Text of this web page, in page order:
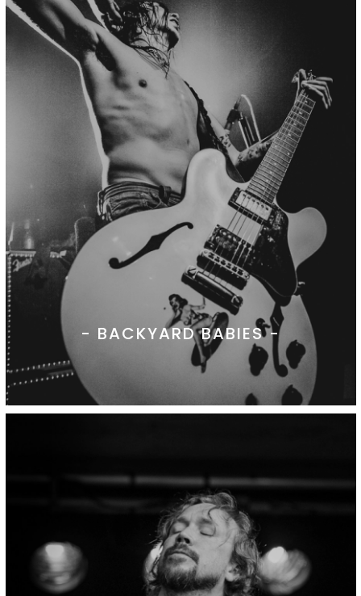
- BACKYARD BABIES -